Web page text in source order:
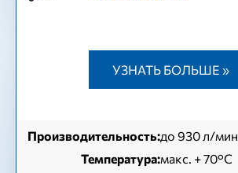
УЗНАТЬ БОЛЬШЕ »
Производительность:до 930 л/мин
Температура:макс. + 70°C